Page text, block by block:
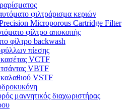
φιλτράρισμα κεριών
Microporous Cartridge Filter
φίλτρο αποκοπής
φίλτρο backwash
πίεσης
VCTF
VBTF
VSTF
μαγνητικός διαχωριστήρας